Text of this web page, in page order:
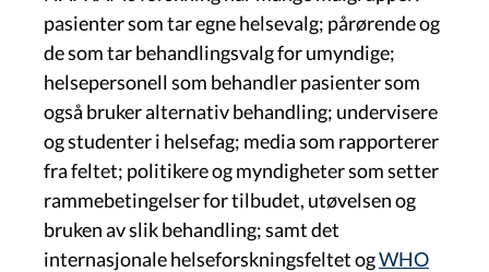
pasienter som tar egne helsevalg; pårørende og
de som tar behandlingsvalg for umyndige;
helsepersonell som behandler pasienter som
også bruker alternativ behandling; undervisere
og studenter i helsefag; media som rapporterer
fra feltet; politikere og myndigheter som setter
rammebetingelser for tilbudet, utøvelsen og
bruken av slik behandling; samt det
internasjonale helseforskningsfeltet ogWHO